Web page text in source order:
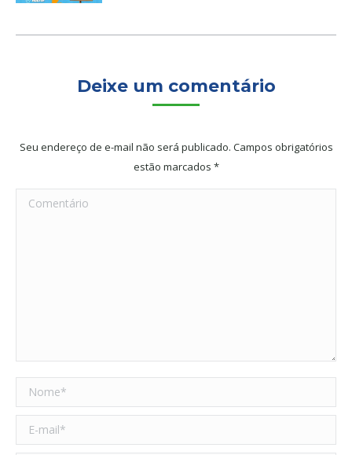
Deixe um comentário
Seu endereço de e-mail não será publicado. Campos obrigatórios
estão marcados *
Comentário
Nome *
E-mail *